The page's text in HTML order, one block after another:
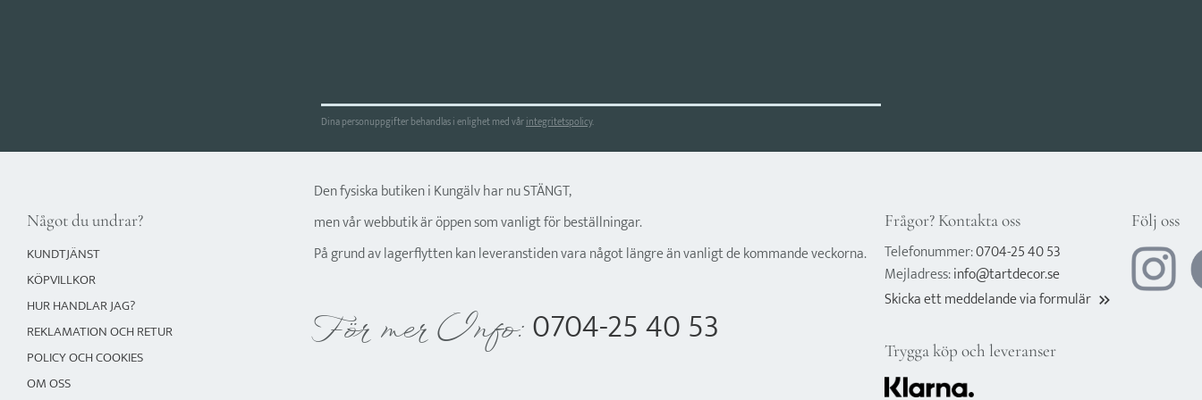
Dina personuppgifter behandlas i enlighet med vårintegritetspolicy.
Något du undrar?
KUNDTJÄNST
KÖPVILLKOR
HUR HANDLAR JAG?
REKLAMATION OCH RETUR
POLICY OCH COOKIES
OM OSS
Den fysiska butiken i Kungälv har nu STÄNGT,
men vår webbutik är öppen som vanligt för beställningar.
På grund av lagerflytten kan leveranstiden vara något längre än vanligt de kommande veckorna.
För mer Info: 0704-25 40 53
Frågor? Kontakta oss
Telefonummer:0704-25 40 53
Mejladress:info@tartdecor.se
Skicka ett meddelande via formulär keyboard_double_arrow_right
Trygga köp och leveranser
Följ oss